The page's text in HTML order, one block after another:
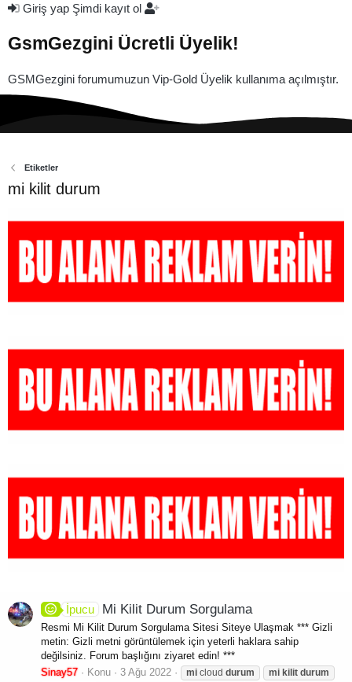
Giriş yap Şimdi kayıt ol
GsmGezgini Ücretli Üyelik!
GSMGezgini forumumuzun Vip-Gold Üyelik kullanıma açılmıştır.
Etiketler
mi kilit durum
İpucu Mi Kilit Durum Sorgulama
Resmi Mi Kilit Durum Sorgulama Sitesi Siteye Ulaşmak *** Gizli
metin: Gizli metni görüntülemek için yeterli haklara sahip
değilsiniz. Forum başlığını ziyaret edin! ***
Sinay57
Konu 3 Ağu 2022 mi cloud durum mi kilit durum